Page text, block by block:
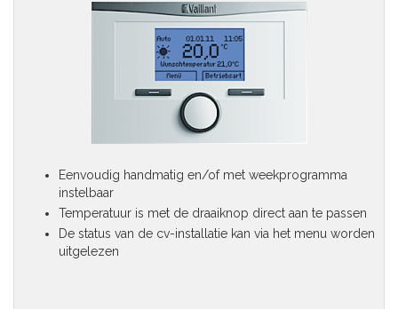
Eenvoudig handmatig en/of met weekprogramma
instelbaar
Temperatuur is met de draaiknop direct aan te passen
De status van de cv-installatie kan via het menu worden
uitgelezen